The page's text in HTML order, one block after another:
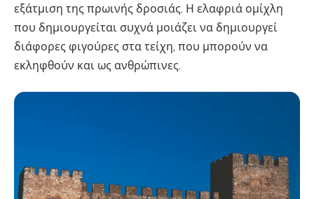
εξάτμιση της πρωινής δροσιάς. Η ελαφριά ομίχλη
που δημιουργείται συχνά μοιάζει να δημιουργεί
διάφορες φιγούρες στα τείχη, που μπορούν να
εκληφθούν και ως ανθρώπινες.